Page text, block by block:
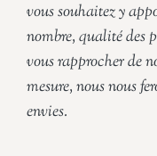
vous souhaitez y
nombre, qualité des
vous rapprocher de
mesure, nous nous
envies.